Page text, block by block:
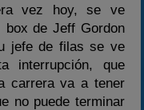
vez hoy, se ve
box de Jeff Gordon
jefe de filas se ve
interrupción, que
carrera va a tener
no puede terminar